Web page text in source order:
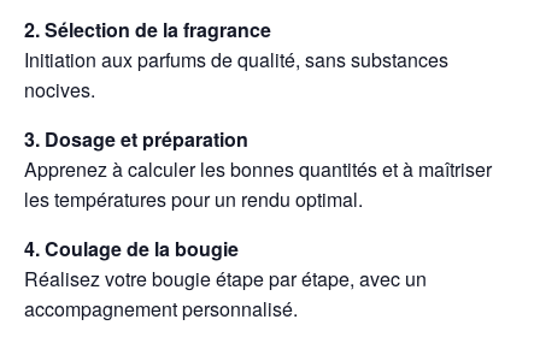
2.Sélection de la fragrance
Initiation aux parfums de qualité, sans substances
nocives.
3. Dosage et préparation
Apprenez à calculer les bonnes quantités et à maîtriser
les températures pour un rendu optimal.
4.Coulage de la bougie
Réalisez votre bougie étape par étape, avec un
accompagnement personnalisé.